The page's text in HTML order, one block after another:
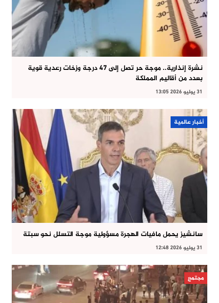
نشرة إنذارية.. موجة حر تصل إلى 47 درجة وزخات رعدية قوية
بعدد من أقاليم المملكة
31 يوليو 2026 13:05
أخبار عالمية
سانشيز يحمل مافيات الهجرة مسؤولية موجة التسلل نحو سبتة
31 يوليو 2026 12:48
مجتمع